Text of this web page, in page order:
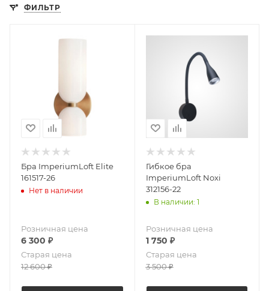
ФИЛЬТР
Бра ImperiumLoft Elite
161517-26
Нет в наличии
Розничная цена
6 300 ₽
Старая цена
12 600₽
Гибкое бра
ImperiumLoft Noxi
312156-22
В наличии: 1
Розничная цена
1 750 ₽
Старая цена
3 500₽